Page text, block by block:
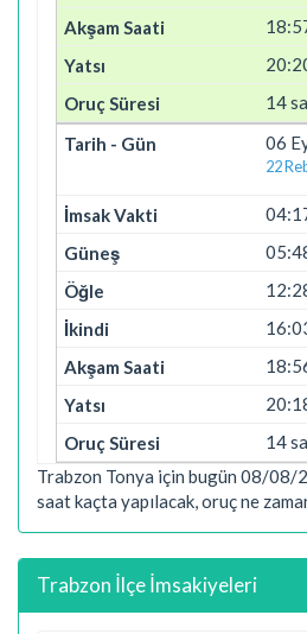
14
06
22
14
Trabzon Tonya için bugün 08/
saat kaçta yapılacak, oruç ne
Trabzon İlçe İmsakiyeleri